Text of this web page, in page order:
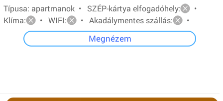
Típusa: apartmanok • SZÉP-kártya elfogadóhely:
•
Klíma:
• WIFI: • Akadálymentes szállás: •
Megnézem